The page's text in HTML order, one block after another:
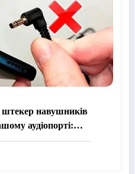
навушників
аудіопорті: